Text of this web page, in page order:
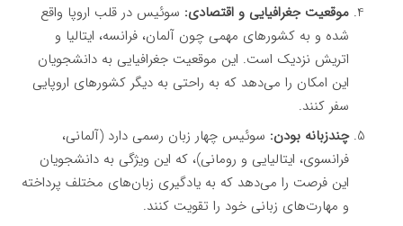
موقعیت جغرافیایی و اقتصادی: سوئیس در قلب اروپا واقع
شده و به کشورهای مهمی چون آلمان، فرانسه، ایتالیا و
اتریش نزدیک است. این موقعیت جغرافیایی به دانشجویان
این امکان را می‌دهد که به راحتی به دیگر کشورهای اروپایی
سفر کنند.
چندزبانه بودن: سوئیس چهار زبان رسمی دارد (آلمانی،
فرانسوی، ایتالیایی و رومانی)، که این ویژگی به دانشجویان
این فرصت را می‌دهد که به یادگیری زبان‌های مختلف پرداخته
و مهارت‌های زبانی خود را تقویت کنند.